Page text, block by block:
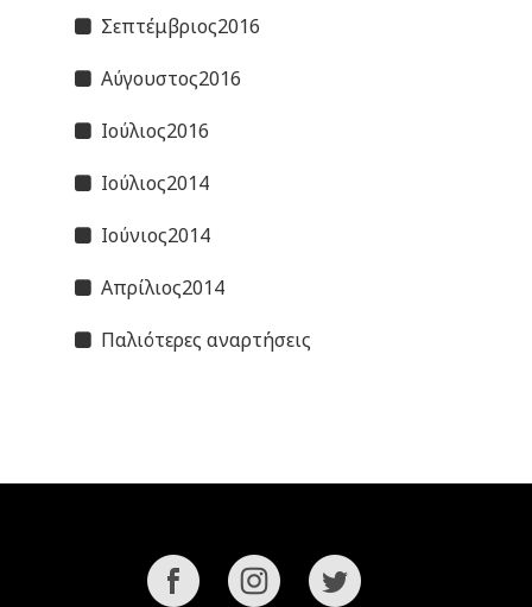
Σεπτέμβριος2016
Αύγουστος2016
Ιούλιος2016
Ιούλιος2014
Ιούνιος2014
Απρίλιος2014
Παλιότερες αναρτήσεις